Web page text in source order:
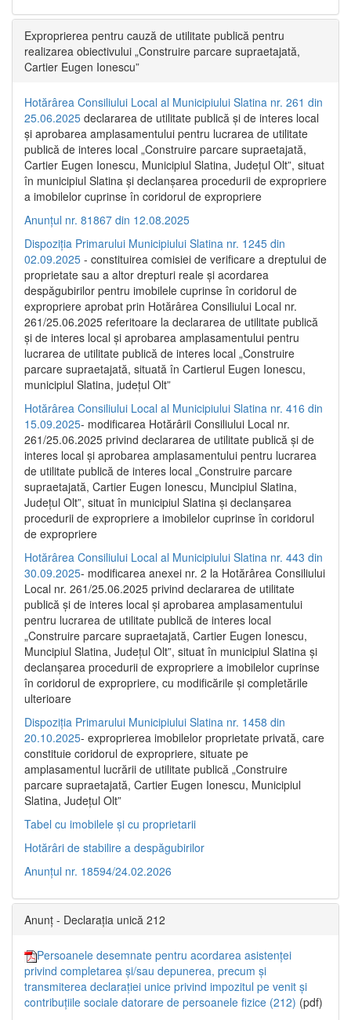
Exproprierea pentru cauză de utilitate publică pentru
realizarea obiectivului „Construire parcare supraetajată,
Cartier Eugen Ionescu”
Hotărârea Consiliului Local al Municipiului Slatina nr. 261 din
25.06.2025 declararea de utilitate publică și de interes local
și aprobarea amplasamentului pentru lucrarea de utilitate
publică de interes local „Construire parcare supraetajată,
Cartier Eugen Ionescu, Municipiul Slatina, Județul Olt”, situat
în municipiul Slatina și declanșarea procedurii de expropriere
a imobilelor cuprinse în coridorul de expropriere
Anunțul nr. 81867 din 12.08.2025
Dispoziția Primarului Municipiului Slatina nr. 1245 din
02.09.2025 - constituirea comisiei de verificare a dreptului de
proprietate sau a altor drepturi reale și acordarea
despăgubirilor pentru imobilele cuprinse în coridorul de
expropriere aprobat prin Hotărârea Consiliului Local nr.
261/25.06.2025 referitoare la declararea de utilitate publică
și de interes local și aprobarea amplasamentului pentru
lucrarea de utilitate publică de interes local „Construire
parcare supraetajată, situată în Cartierul Eugen Ionescu,
municipiul Slatina, județul Olt”
Hotărârea Consiliului Local al Municipiului Slatina nr. 416 din
15.09.2025- modificarea Hotărârii Consiliului Local nr.
261/25.06.2025 privind declararea de utilitate publică și de
interes local și aprobarea amplasamentului pentru lucrarea
de utilitate publică de interes local „Construire parcare
supraetajată, Cartier Eugen Ionescu, Muncipiul Slatina,
Județul Olt”, situat în municipiul Slatina și declanșarea
procedurii de expropriere a imobilelor cuprinse în coridorul
de expropriere
Hotărârea Consiliului Local al Municipiului Slatina nr. 443 din
30.09.2025- modificarea anexei nr. 2 la Hotărârea Consiliului
Local nr. 261/25.06.2025 privind declararea de utilitate
publică şi de interes local şi aprobarea amplasamentului
pentru lucrarea de utilitate publică de interes local
„Construire parcare supraetajată, Cartier Eugen Ionescu,
Muncipiul Slatina, Judeţul Olt”, situat în municipiul Slatina şi
declanşarea procedurii de expropriere a imobilelor cuprinse
în coridorul de expropriere, cu modificările şi completările
ulterioare
Dispoziția Primarului Municipiului Slatina nr. 1458 din
20.10.2025- exproprierea imobilelor proprietate privată, care
constituie coridorul de expropriere, situate pe
amplasamentul lucrării de utilitate publică „Construire
parcare supraetajată, Cartier Eugen Ionescu, Municipiul
Slatina, Județul Olt”
Tabel cu imobilele și cu proprietarii
Hotărâri de stabilire a despăgubirilor
Anunțul nr. 18594/24.02.2026
Anunț - Declarația unică 212
Persoanele desemnate pentru acordarea asistenței
privind completarea și/sau depunerea, precum și
transmiterea declarației unice privind impozitul pe venit și
contribuțiile sociale datorare de persoanele fizice (212) (pdf)